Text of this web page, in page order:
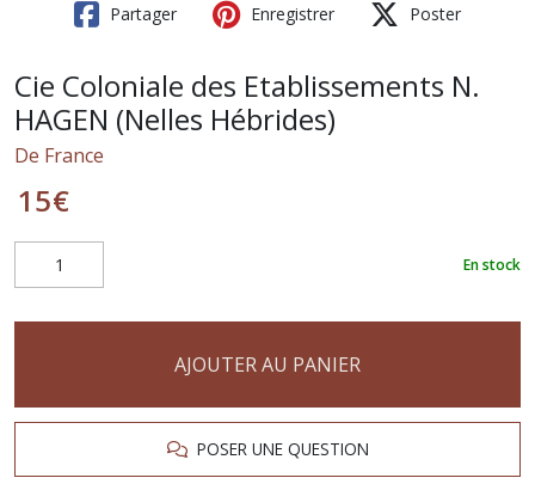
Partager Enregistrer Poster
Cie Coloniale des Etablissements N.
HAGEN (Nelles Hébrides)
De France
15€
En stock
AJOUTER AU PANIER
POSER UNE QUESTION